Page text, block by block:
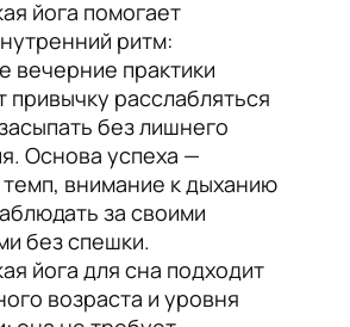
йога помогает
ритм:
вечерние практики
расслабляться
без лишнего
Основа успеха —
внимание к дыханию
за своими
без спешки.
йога для сна подходит
возраста и уровня